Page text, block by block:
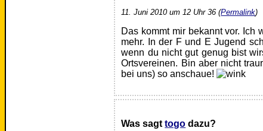
11. Juni 2010 um 12 Uhr 36 (Permalink)
Das kommt mir bekannt vor. Ich
mehr. In der F und E Jugend
wenn du nicht gut genug bist
Ortsvereinen. Bin aber nicht
bei uns) so anschaue!
Was sagttogo dazu?